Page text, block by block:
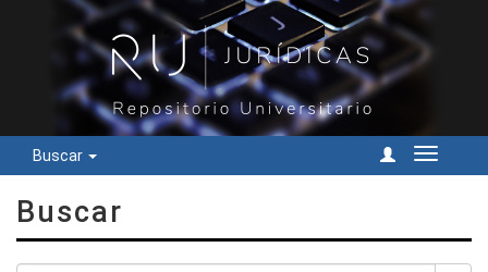
Buscar
Cambiar
Buscar